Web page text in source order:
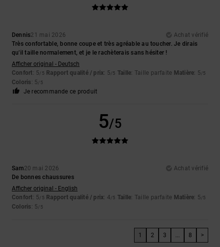
Dennis21 mai 2026
Achat vérifié
Très confortable, bonne coupe et très agréable au toucher. Je dirais
qu'il taille normalement, et je le rachèterais sans hésiter !
Afficher original - Deutsch
Confort: 5/5 Rapport qualité / prix: 5/5 Taille: Taille parfaite Matière: 5/5
Coloris: 5/5
Je recommande ce produit
5/5
Sam20 mai 2026
Achat vérifié
De bonnes chaussures
Afficher original - English
Confort: 5/5 Rapport qualité / prix: 4/5 Taille: Taille parfaite Matière: 5/5
Coloris: 5/5
1 2 3 8 >